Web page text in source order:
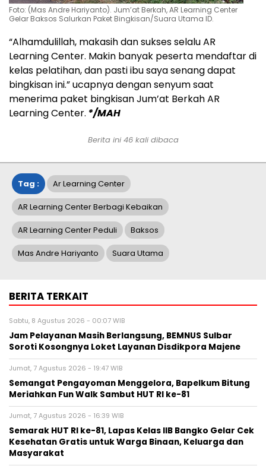
Foto: (Mas Andre Hariyanto). Jum’at Berkah, AR Learning Center
Gelar Baksos Salurkan Paket Bingkisan/Suara Utama ID.
“Alhamdulillah, makasih dan sukses selalu AR
Learning Center. Makin banyak peserta mendaftar di
kelas pelatihan, dan pasti ibu saya senang dapat
bingkisan ini.” ucapnya dengan senyum saat
menerima paket bingkisan Jum’at Berkah AR
Learning Center. */MAH
Berita ini 46kali dibaca
Tag : Ar Learning Center
AR Learning Center Berbagi Kebaikan
AR Learning Center Peduli Baksos
Mas Andre Hariyanto Suara Utama
BERITA TERKAIT
Sabtu, 8 Agustus 2026 - 00:07 WIB
Jam Pelayanan Masih Berlangsung, BEMNUS Sulbar
Soroti Kosongnya Loket Layanan Disdikpora Majene
Jumat, 7 Agustus 2026 - 19:47 WIB
Semangat Pengayoman Menggelora, Bapelkum Bitung
Meriahkan Fun Walk Sambut HUT RI ke-81
Jumat, 7 Agustus 2026 - 16:39 WIB
Semarak HUT RI ke-81, Lapas Kelas IIB Bangko Gelar Cek
Kesehatan Gratis untuk Warga Binaan, Keluarga dan
Masyarakat